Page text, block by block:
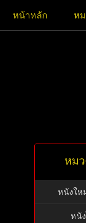
หน้าหลัก ห
หม
หนังให
หนั